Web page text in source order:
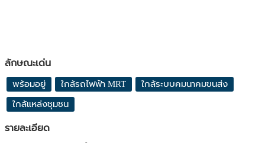
ลักษณะเด่น
พร้อมอยู่ ใกล้รถไฟฟ้า MRT ใกล้ระบบคมนาคมขนส่ง
ใกล้แหล่งชุมชน
รายละเอียด